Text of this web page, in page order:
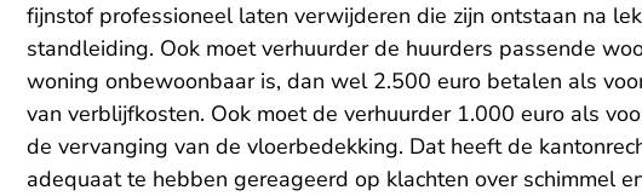
fijnstof professioneel laten verwijderen die zijn ontstaan na
standleiding. Ook moet verhuurder de huurders passende
woning onbewoonbaar is, dan wel 2.500 euro betalen als
van verblijfkosten. Ook moet de verhuurder 1.000 euro als
de vervanging van de vloerbedekking. Dat heeft de
adequaat te hebben gereageerd op klachten over schimmel